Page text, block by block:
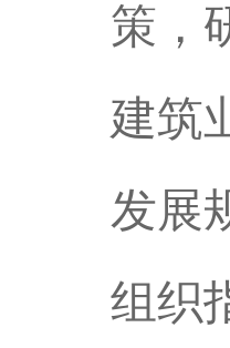
策，
建筑
发展
组织